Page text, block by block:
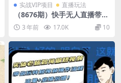
实战VIP项目 直播玩法
（8676期）快手无人直播带货
全方位落地教程，让小白感受
如何一场收益1000+
3 年前 17.0K 10